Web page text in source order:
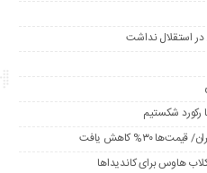
استقلال نداشت
رکورد شکستیم
کاهش یافت